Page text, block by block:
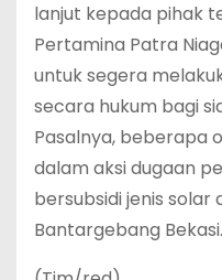
lanjut kepada pihak
Pertamina Patra
untuk segera
secara hukum bagi
Pasalnya, beberapa
dalam aksi dugaan
bersubsidi jenis solar
Bantargebang Bekasi.